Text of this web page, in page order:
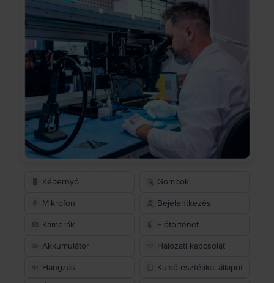
Képernyő Gombok
Mikrofon Bejelentkezés
Kamerák Előtörténet
Akkumulátor Hálózati kapcsolat
Hangzás
Külső esztétikai állapot